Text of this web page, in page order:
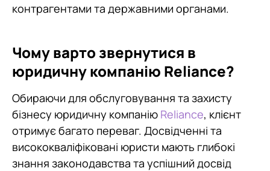
контрагентами та державними органами.
Чому варто звернутися в
юридичну компанію Reliance?
Обираючи для обслуговування та захисту
бізнесу юридичну компанію Reliance, клієнт
отримує багато переваг. Досвідченні та
висококваліфіковані юристи мають глибокі
знання законодавства та успішний досвід